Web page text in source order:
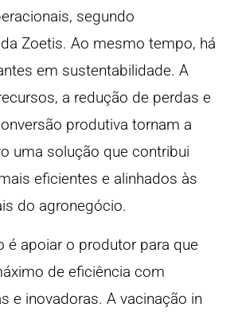
segundo
Zoetis. Ao mesmo tempo, há
em sustentabilidade. A
a redução de perdas e
produtiva tornam a
uma solução que contribui
eficientes e alinhados às
do agronegócio.
é apoiar o produtor para que
de eficiência com
e inovadoras. A vacinação in